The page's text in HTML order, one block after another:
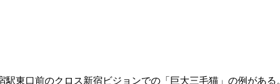
東口前のクロス新宿ビジョンでの「巨大三毛猫」の例があ